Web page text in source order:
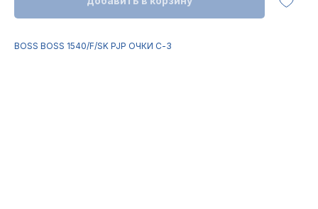
BOSS BOSS 1540/F/SK PJP ОЧКИ С-З